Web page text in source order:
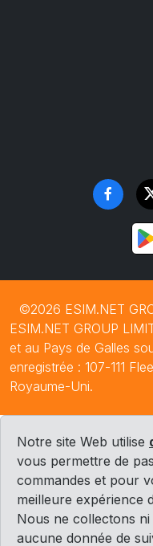
©2026 ESIM.NET
ESIM.NET GROUP
et au Pays de Galles
enregistrée : 107-111
Royaume-Uni.
Notre site Web utilise
vous permettre de
commandes et pour
meilleure expérience
Nous ne collectons
aucune donnée de